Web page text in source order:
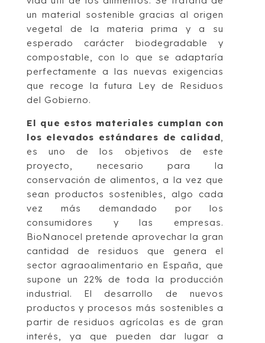
un material sostenible gracias al origen
vegetal de la materia prima y a su
esperado carácter biodegradable y
compostable, con lo que se adaptaría
perfectamente a las nuevas exigencias
que recoge la futura Ley de Residuos
del Gobierno.
El que estos materiales cumplan con
los elevados estándares de calidad,
es uno de los objetivos de este
proyecto, necesario para la
conservación de alimentos, a la vez que
sean productos sostenibles, algo cada
vez más demandado por los
consumidores y las empresas.
BioNanocel pretende aprovechar la gran
cantidad de residuos que genera el
sector agraoalimentario en España, que
supone un 22% de toda la producción
industrial. El desarrollo de nuevos
productos y procesos más sostenibles a
partir de residuos agrícolas es de gran
interés, ya que pueden dar lugar a